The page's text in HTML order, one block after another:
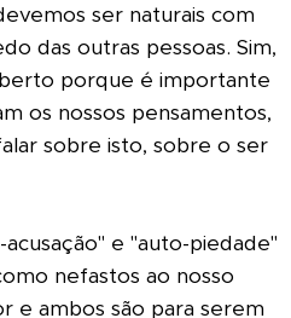
ser naturais com
das outras pessoas. Sim,
porque é importante
os nossos pensamentos,
sobre isto, sobre o ser
e "auto-piedade"
nefastos ao nosso
e ambos são para serem